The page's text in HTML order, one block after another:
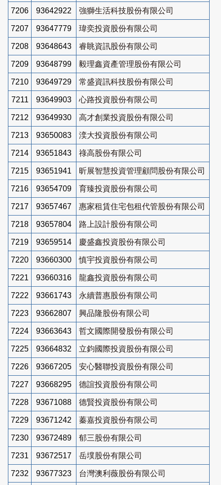
7206 93642922 強獅生活科技股份有限公司
7207 93647779 瑋奕投資股份有限公司
7208 93648643 睿眺資訊股份有限公司
7209 93648799 毅理鑫資產管理股份有限公司
7210 93649729 常盛資訊科技股份有限公司
7211 93649903 心路投資股份有限公司
7212 93649930 高才創業投資股份有限公司
7213 93650083 湙大投資股份有限公司
7214 93651843 祿高股份有限公司
7215 93651941 昕展智慧投資管理顧問股份有限公司
7216 93654709 育臻投資股份有限公司
7217 93657467 惠家租賃住宅包租代管股份有限公司
7218 93657804 路上設計股份有限公司
7219 93659514 慶盛鑫投資股份有限公司
7220 93660300 慎宇投資股份有限公司
7221 93660316 龍鑫投資股份有限公司
7222 93661743 永續普惠股份有限公司
7223 93662807 興品隆股份有限公司
7224 93663643 哲文國際開發股份有限公司
7225 93664832 立鈞國際投資股份有限公司
7226 93667205 安心醫聯投資股份有限公司
7227 93668295 德誼投資股份有限公司
7228 93671088 德賢投資股份有限公司
7229 93671242 蓁嘉投資股份有限公司
7230 93672489 郁三股份有限公司
7231 93672517 岳墣股份有限公司
7232 93677323 台灣澳利薇股份有限公司